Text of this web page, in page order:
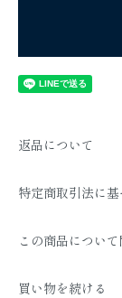
返品について
特定商取引法に
この商品につい
買い物を続ける